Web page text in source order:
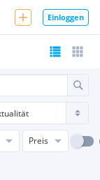
Einloggen
Preis